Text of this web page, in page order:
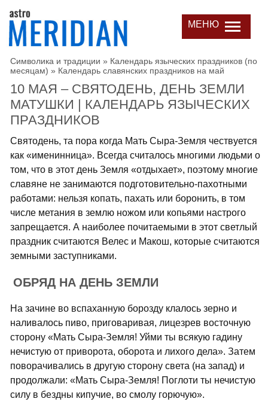
МЕНЮ
Символика и традиции » Календарь языческих праздников (по
месяцам) » Календарь славянских праздников на май
10 МАЯ – СВЯТОДЕНЬ, ДЕНЬ ЗЕМЛИ
МАТУШКИ | КАЛЕНДАРЬ ЯЗЫЧЕСКИХ
ПРАЗДНИКОВ
Святодень, та пора когда Мать Сыра-Земля чествуется
как «именинница». Всегда считалось многими людьми о
том, что в этот день Земля «отдыхает», поэтому многие
славяне не занимаются подготовительно-пахотными
работами: нельзя копать, пахать или боронить, в том
числе метания в землю ножом или копьями настрого
запрещается. А наиболее почитаемыми в этот светлый
праздник считаются Велес и Макош, которые считаются
земными заступниками.
ОБРЯД НА ДЕНЬ ЗЕМЛИ
На зачине во вспаханную борозду клалось зерно и
наливалось пиво, приговаривая, лицезрев восточную
сторону «Мать Сыра-Земля! Уйми ты всякую гадину
нечистую от приворота, оборота и лихого дела». Затем
поворачивались в другую сторону света (на запад) и
продолжали: «Мать Сыра-Земля! Поглоти ты нечистую
силу в бездны кипучие, во смолу горючую».